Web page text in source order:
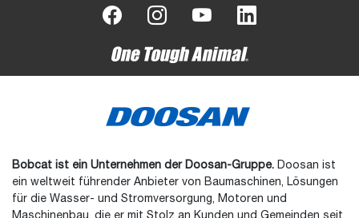
Bobcat ist ein Unternehmen der Doosan-Gruppe. Doosan ist
ein weltweit führender Anbieter von Baumaschinen, Lösungen
für die Wasser- und Stromversorgung, Motoren und
Maschinenbau, die er mit Stolz an Kunden und Gemeinden seit